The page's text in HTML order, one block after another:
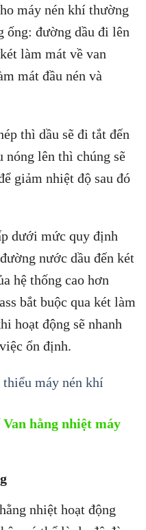
máy nén khí thường
ống: đường dầu đi lên
làm mát về van
mát đầu nén và
thì dầu sẽ đi tắt đến
nóng lên thì chúng sẽ
giảm nhiệt độ sau đó
dưới mức quy định
nước dầu đến két
hệ thống cao hơn
bắt buộc qua két làm
hoạt động sẽ nhanh
ổn định.
thiểu máy nén khí
hằng nhiệt máy
nhiệt hoạt động